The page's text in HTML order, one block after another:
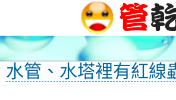
水管、水塔裡有紅線